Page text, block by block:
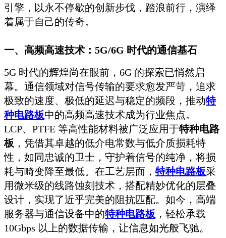
引擎，以永不停歇的创新步伐，踏浪前行，演绎
着属于自己的传奇。
一、高频高速技术：5G/6G 时代的通信基石
5G 时代的辉煌尚在眼前，6G 的探索已悄然启
幕。通信领域对信号传输的要求愈发严苛，追求
极致的速度、极低的延迟与稳定的频段，推动特
种电路板中的高频高速技术成为行业焦点。
LCP、PTFE 等高性能材料被广泛应用于特种电路
板 ，凭借其卓越的低介电常数与低介质损耗特
性，如同忠诚的卫士，守护着信号的纯净，将损
耗与畸变降至最低。在工艺层面， 特种电路板采
用微米级的线路蚀刻技术，搭配精妙优化的层叠
设计，实现了近乎完美的阻抗匹配。如今，高端
服务器与通信设备中的特种电路板 ，轻松承载
10Gbps 以上的数据传输，让信息如光般飞驰。